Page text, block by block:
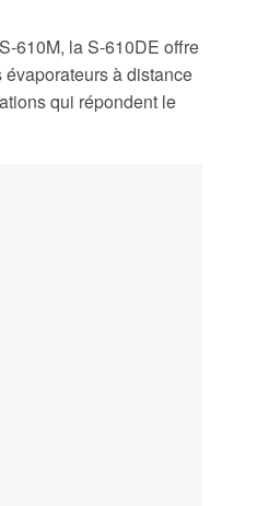
610M, la S-610DE offre
à distance
qui répondent le